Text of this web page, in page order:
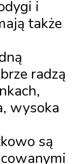
i
także
radzą
wysoka
są